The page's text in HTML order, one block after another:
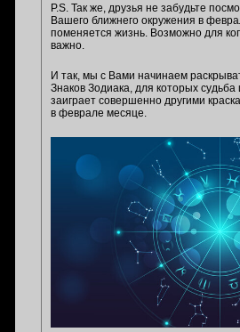
P.S. Так же, друзья не забудьте
Вашего ближнего окружения в
поменяется жизнь. Возможно для
важно.
И так, мы с Вами начинаем
Знаков Зодиака, для которых
заиграет совершенно другими
в феврале месяце.